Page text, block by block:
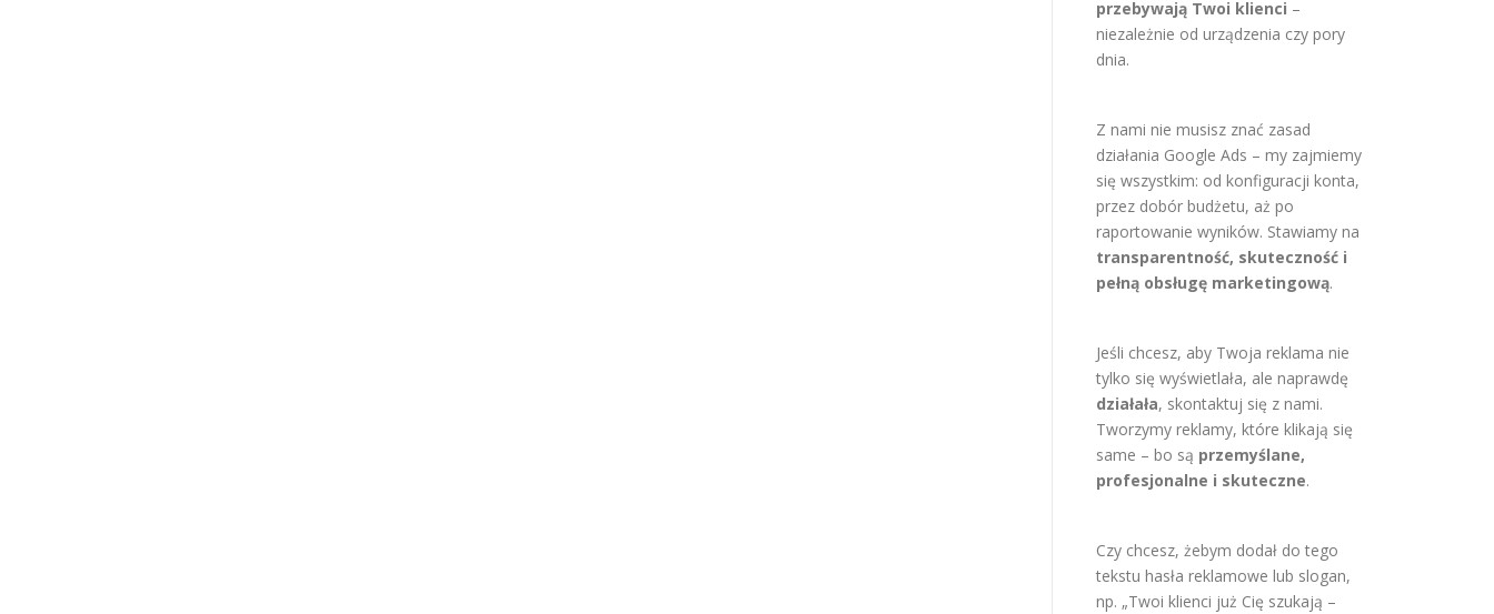
przebywają Twoi klienci –
niezależnie od urządzenia czy pory
dnia.
Z nami nie musisz znać zasad
działania Google Ads – my zajmiemy
się wszystkim: od konfiguracji konta,
przez dobór budżetu, aż po
raportowanie wyników. Stawiamy na
transparentność, skuteczność i
pełną obsługę marketingową.
Jeśli chcesz, aby Twoja reklama nie
tylko się wyświetlała, ale naprawdę
działała, skontaktuj się z nami.
Tworzymy reklamy, które klikają się
same – bo są przemyślane,
profesjonalne i skuteczne.
Czy chcesz, żebym dodał do tego
tekstu hasła reklamowe lub slogan,
np. „Twoi klienci już Cię szukają –